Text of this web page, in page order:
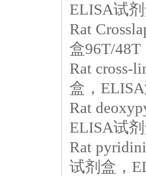
ELISA试
Rat
盒96T/48T
Rat cross-
盒，
Rat
ELISA试
Rat
试剂盒，